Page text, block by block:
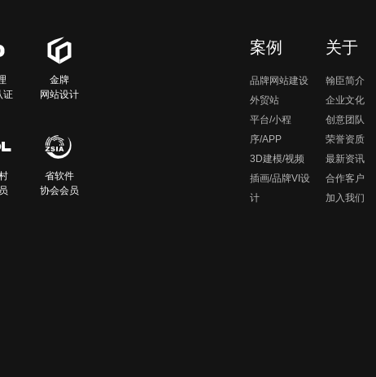
证
金牌
网站设计
省软件
协会会员
案例
品牌网站建设
外贸站
平台/小程
序/APP
3D建模/视频
插画/品牌VI设
计
关于
翰臣简介
企业文化
创意团队
荣誉资质
最新资讯
合作客户
加入我们